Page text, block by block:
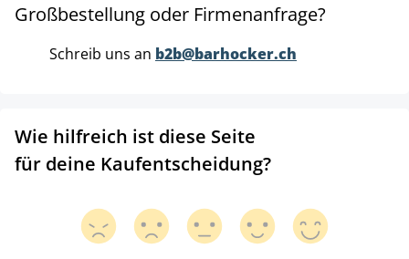
Großbestellung oder Firmenanfrage?
Schreib uns an b2b@barhocker.ch
Wie hilfreich ist diese Seite
für deine Kaufentscheidung?